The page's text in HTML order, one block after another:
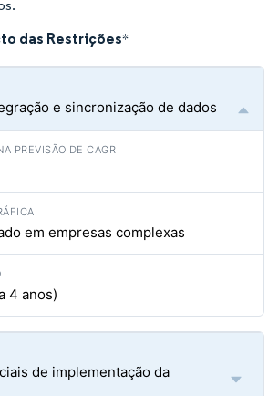
das Restrições*
e sincronização de dados
em empresas complexas
4 anos)
de implementação da